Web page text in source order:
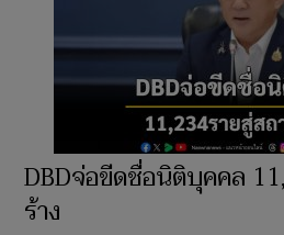
DBDจ่อขีดชื่อนิติบุคคล
ร้าง